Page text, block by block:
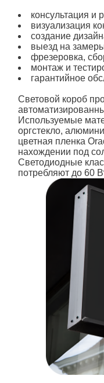
консультация и
визуализация
создание
выезд на
фрезеровка,
монтаж и
гарантийное
Световой короб
Используемые
оргстекло,
цветная пленка
нахождении под
Светодиодные
потребляют до 60